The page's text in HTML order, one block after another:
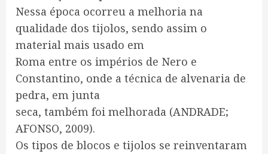
Nessa época ocorreu a melhoria na
qualidade dos tijolos, sendo assim o
material mais usado em
Roma entre os impérios de Nero e
Constantino, onde a técnica de alvenaria de
pedra, em junta
seca, também foi melhorada (ANDRADE;
AFONSO, 2009).
Os tipos de blocos e tijolos se reinventaram